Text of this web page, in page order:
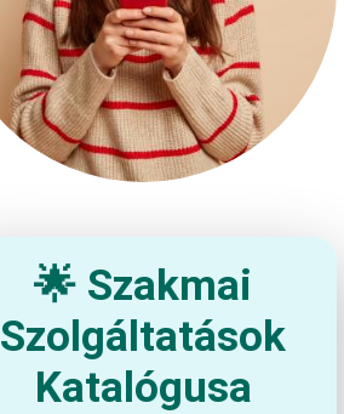
🌟 Szakmai
Szolgáltatások
Katalógusa